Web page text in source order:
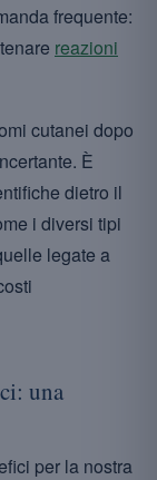
frequente:
reazioni
cutanei dopo
È
dietro il
i diversi tipi
legate a
una
per la nostra